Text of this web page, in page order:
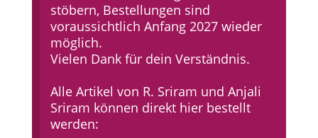
stöbern, Bestellungen sind
voraussichtlich Anfang 2027 wieder
möglich.
Vielen Dank für dein Verständnis.
Alle Artikel von R. Sriram und Anjali
Sriram können direkt hier bestellt
werden: